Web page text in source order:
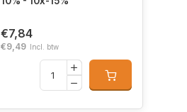
€7,84
€9,49 Incl. btw